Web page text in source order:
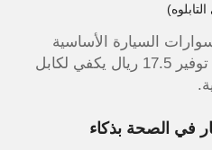
السيارة الأساسية
حوالي 350 ريال – بالخصم = توفير 17.5 ريال يكفي لكابل
في الصحة بذكاء